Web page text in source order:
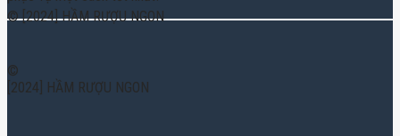
© [2024] HẦM RƯỢU NGON
©
[2024] HẦM RƯỢU NGON